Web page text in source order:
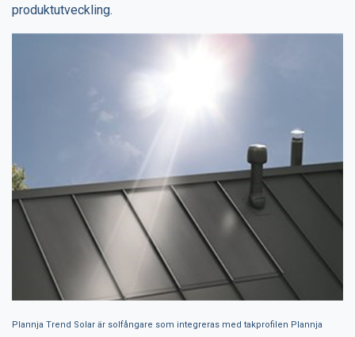
produktutveckling.
Plannja Trend Solar är solfångare som integreras med takprofilen Plannja